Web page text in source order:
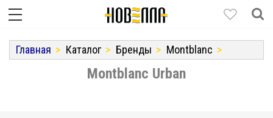
Главная Каталог Бренды Montblanc
Montblanc Urban